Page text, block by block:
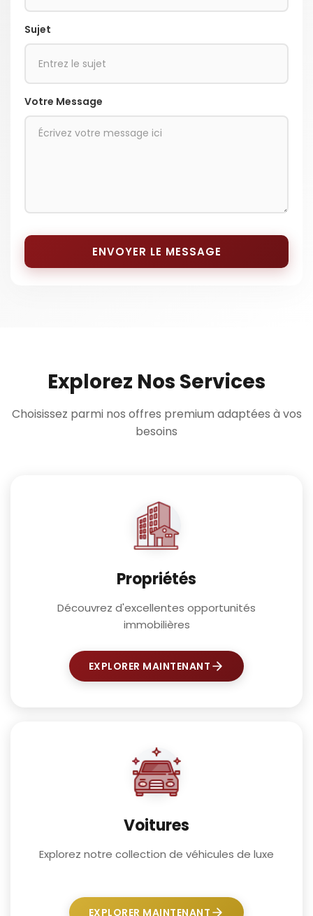
Sujet
Votre Message
ENVOYER LE MESSAGE
Explorez Nos Services
Choisissez parmi nos offres premium adaptées à vos
besoins
Propriétés
Découvrez d'excellentes opportunités
immobilières
EXPLORER MAINTENANT
Voitures
Explorez notre collection de véhicules de luxe
EXPLORER MAINTENANT